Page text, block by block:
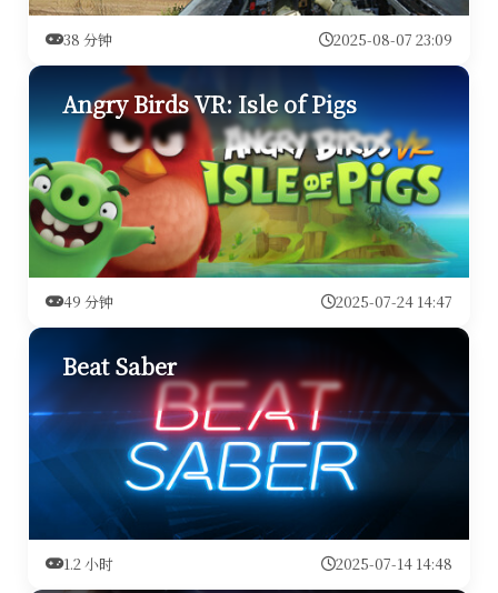
38 分钟 2025-08-07 23:09
Angry Birds VR: Isle of Pigs
49 分钟 2025-07-24 14:47
Beat Saber
1.2 小时 2025-07-14 14:48